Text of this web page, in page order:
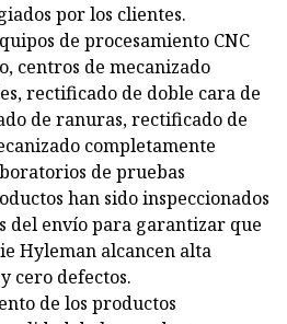
por los clientes.
de procesamiento CNC
centros de mecanizado
rectificado de doble cara de
de ranuras, rectificado de
completamente
de pruebas
han sido inspeccionados
del envío para garantizar que
Hyleman alcancen alta
cero defectos.
de los productos